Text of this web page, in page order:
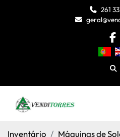
261
Inventário Máquinas de